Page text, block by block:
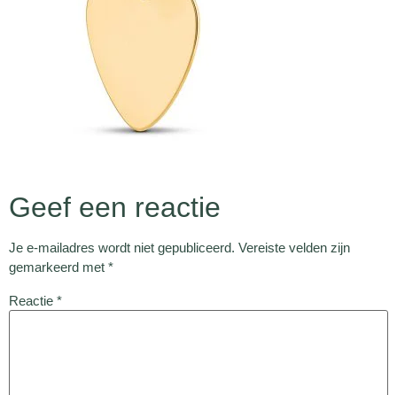
Geef een reactie
Je e-mailadres wordt niet gepubliceerd. Vereiste velden zijn
gemarkeerd met *
Reactie *